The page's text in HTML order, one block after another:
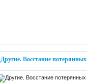
Другие. Восстание потерянных